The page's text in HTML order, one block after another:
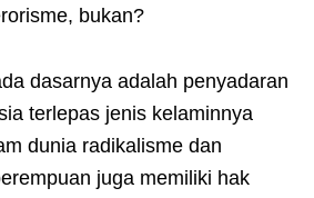
bukan?
dasarnya adalah penyadaran
terlepas jenis kelaminnya
dunia radikalisme dan
juga memiliki hak